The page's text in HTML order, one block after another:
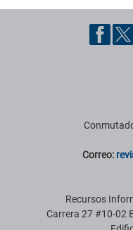
Correo:
Recursos
Carrera 27 #10-02